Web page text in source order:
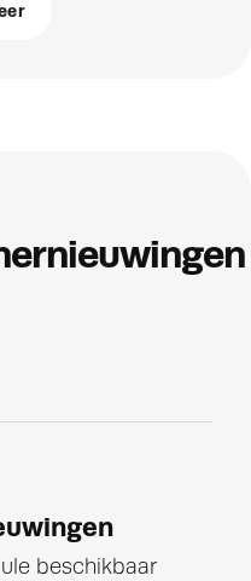
beschikbaar